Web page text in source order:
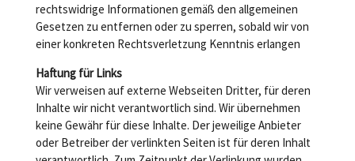
rechtswidrige Informationen gemäß den allgemeinen
Gesetzen zu entfernen oder zu sperren, sobald wir von
einer konkreten Rechtsverletzung Kenntnis erlangen
Haftung für Links
Wir verweisen auf externe Webseiten Dritter, für deren
Inhalte wir nicht verantwortlich sind. Wir übernehmen
keine Gewähr für diese Inhalte. Der jeweilige Anbieter
oder Betreiber der verlinkten Seiten ist für deren Inhalt